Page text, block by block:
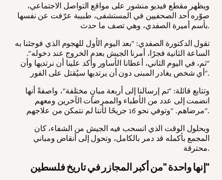
ويظهر مقطع فيديو منشور على مواقع التواصل الاجتماعي،
صوّره أحد الصحفيين في المستشفى، طبيبة عرّفت عن نفسها
بأسم أميرة الصفدي، وهي تصف ما حدث.
تقول الدكتورة الصفدي: "بعد اليوم الأول للهجوم الذي فوجئنا به
الساعة الثانية فجرًا، أمرنا الجيش بعدم الخروج عند دخوله".
"ثم، في اليوم الثاني، أعطانا الأساور وأكد علينا أن نرتديها وأن
أي شخص يغادر المبنى دون أن يرتديها سيُقتل على الفور".
وتتابع قائلة: "تم إرسالنا إلى أربعة مبانٍ مختلفة"، واصفةً أنها
انضمت إلى عدد من الأطباء والممرضات الآخرين ومعهم
مرضاهم. "وتوفي نحو 16 جريحًا لأننا لم نتمكن من علاجهم".
وبحلول الوقت الذي انسحب فيه الجيش من الشفاء، كان
المجمع بأكمله قد دمر بالكامل، وتحول إلى أنقاض ومباني
محترقة.
إنها واحدة "من أكبر المجازر في تاريخ فلسطين"